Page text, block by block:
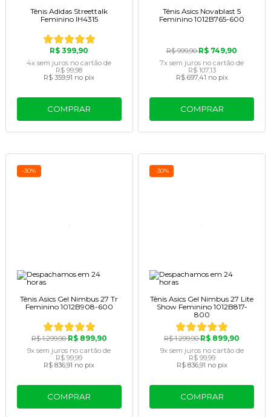
Tênis Adidas Streettalk
Feminino IH4315
R$ 399,90
4x sem juros no cartão de
R$ 99,98
R$ 359,91 no pix
COMPRAR
Tênis Asics Novablast 5
Feminino 1012B765-600
R$ 999,90R$ 749,90
7x sem juros no cartão de
R$ 107,13
R$ 697,41 no pix
COMPRAR
-30%
Tênis Asics Gel Nimbus 27 Tr
Feminino 1012B908-600
R$ 1.299,90R$ 899,90
9x sem juros no cartão de
R$ 99,99
R$ 836,91 no pix
COMPRAR
-30%
Tênis Asics Gel Nimbus 27 Lite
Show Feminino 1012B817-
800
R$ 1.299,90R$ 899,90
9x sem juros no cartãode
R$ 99,99
R$ 836,91 no pix
COMPRAR